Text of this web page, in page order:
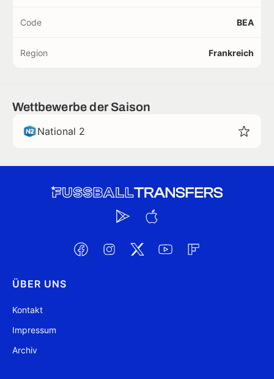
Code BEA
Region Frankreich
Wettbewerbe der Saison
National 2
ÜBER UNS
Kontakt
Impressum
Archiv